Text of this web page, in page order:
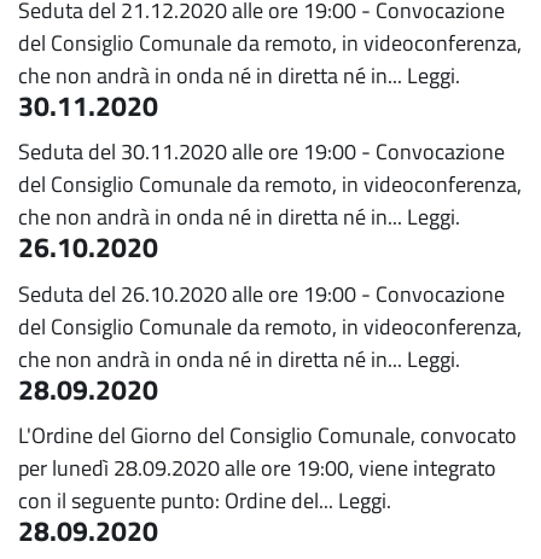
Seduta del 21.12.2020 alle ore 19:00 - Convocazione
del Consiglio Comunale da remoto, in videoconferenza,
che non andrà in onda né in diretta né in... Leggi.
30.11.2020
Seduta del 30.11.2020 alle ore 19:00 - Convocazione
del Consiglio Comunale da remoto, in videoconferenza,
che non andrà in onda né in diretta né in... Leggi.
26.10.2020
Seduta del 26.10.2020 alle ore 19:00 - Convocazione
del Consiglio Comunale da remoto, in videoconferenza,
che non andrà in onda né in diretta né in... Leggi.
28.09.2020
L'Ordine del Giorno del Consiglio Comunale, convocato
per lunedì 28.09.2020 alle ore 19:00, viene integrato
con il seguente punto: Ordine del... Leggi.
28.09.2020